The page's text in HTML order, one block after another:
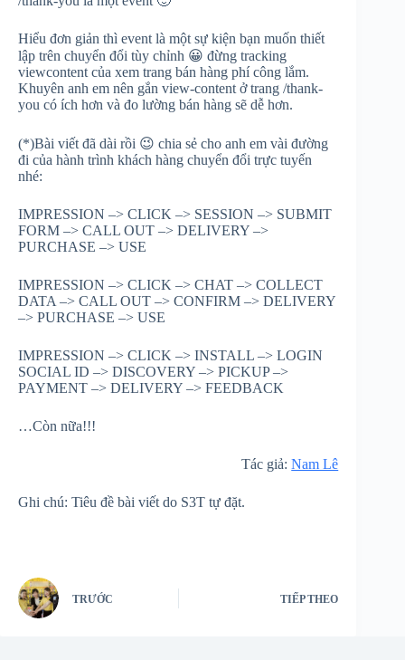
Hiểu đơn giản thì event là một sự kiện bạn muốn thiết
lập trên chuyển đổi tùy chỉnh 😀 đừng tracking
viewcontent của xem trang bán hàng phí công lắm.
Khuyên anh em nên gắn view-content ở trang /thank-
you có ích hơn và đo lường bán hàng sẽ dễ hơn.
(*)Bài viết đã dài rồi 😉 chia sẻ cho anh em vài đường
đi của hành trình khách hàng chuyển đổi trực tuyến
nhé:
IMPRESSION –> CLICK –> SESSION –> SUBMIT
FORM –> CALL OUT –> DELIVERY –>
PURCHASE –> USE
IMPRESSION –> CLICK –> CHAT –> COLLECT
DATA –> CALL OUT –> CONFIRM –> DELIVERY
–> PURCHASE –> USE
IMPRESSION –> CLICK –> INSTALL –> LOGIN
SOCIAL ID –> DISCOVERY –> PICKUP –>
PAYMENT –> DELIVERY –> FEEDBACK
…Còn nữa!!!
Tác giả:Nam Lê
Ghi chú: Tiêu đề bài viết do S3T tự đặt.
TRƯỚC TIẾP THEO